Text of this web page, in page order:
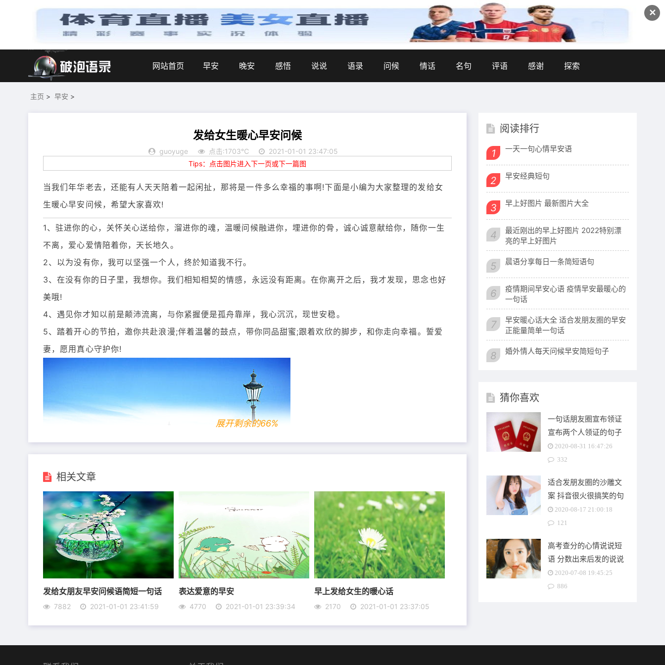
✕
网站首页 早安 晚安 感悟 说说 语录 问候 情话 名句 评语 感谢 探索
主页 > 早安 >
发给女生暖心早安问候
guoyuge 点击:1703℃
2021-01-01 23:47:05
Tips：点击图片进入下一页或下一篇图
当我们年华老去，还能有人天天陪着一起闲扯，那将是一件多么幸福的事啊!下面是小编为大家整理的发给女
生暖心早安问候，希望大家喜欢!
1、驻进你的心，关怀关心送给你，溜进你的魂，温暖问候融进你，埋进你的骨，诚心诚意献给你，随你一生
不离，爱心爱情陪着你，天长地久。
2、以为没有你，我可以坚强一个人，终於知道我不行。
3、在没有你的日子里，我想你。我们相知相契的情感，永远没有距离。在你离开之后，我才发现，思念也好
美哦!
4、遇见你才知以前是颠沛流离，与你紧握便是孤舟靠岸，我心沉沉，现世安稳。
5、踏着开心的节拍，邀你共赴浪漫;伴着温馨的鼓点，带你同品甜蜜;跟着欢欣的脚步，和你走向幸福。誓爱
妻，愿用真心守护你!
6、我夏天许了一个愿：夏天我自己过就好了，冬天你一定要来啊，然后你就来了。
7、曾经爱你，是真的;现在依然爱你，也是真的。曾经痛苦，是真的;现在依然痛苦，也是真的。回来吧，我依
然爱你!
8、一阵秋风，足以使人怀念。一片落叶，足以使人思念。一张旧照，足以使人留恋。一声承诺，足以使人爱
恋。你是最爱，我爱你一万年。
展开剩余的66%
相关文章
发给女朋友早安问候语简短一句话
7882 2021-01-01 23:41:59
表达爱意的早安
4770 2021-01-01 23:39:34
早上发给女生的暖心话
2170 2021-01-01 23:37:05
阅读排行
1 一天一句心情早安语
2 早安经典短句
3 早上好图片 最新图片大全
4
最近刚出的早上好图片 2022特别漂
亮的早上好图片
5 晨语分享每日一条简短语句
6
疫情期间早安心语 疫情早安最暖心的
一句话
7
早安暖心话大全 适合发朋友圈的早安
正能量简单一句话
8 婚外情人每天问候早安简短句子
猜你喜欢
一句话朋友圈宣布领证
宣布两个人领证的句子
2020-08-31 16:47:26
332
适合发朋友圈的沙雕文
案 抖音很火很搞笑的句
子2020-08-17 21:00:18
121
高考查分的心情说说短
语 分数出来后发的说说
文案
2020-07-08 19:45:25
886